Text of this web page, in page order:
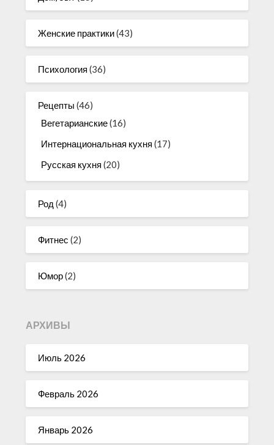
Женские практики(43)
Психология (36)
Рецепты (46)
Вегетарианские(16)
Интернациональная кухня (17)
Русская кухня (20)
Род (4)
Фитнес (2)
Юмор(2)
АРХИВЫ
Июль 2026
Февраль 2026
Январь 2026